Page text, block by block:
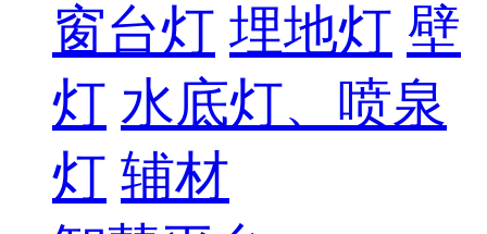
窗台灯 埋地灯 壁
灯 水底灯、喷泉
灯 辅材